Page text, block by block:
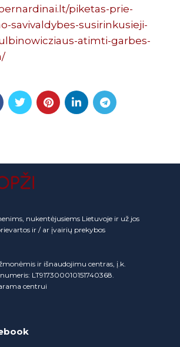
piketas-prie-
savivaldybes-susirinkusieji-
atimti-garbes-
nukentėjusiems Lietuvoje ir už jos
ir / ar įvairių prekybos
ir išnaudojimu centras, į.k.
LT917300010151740368.
centrui